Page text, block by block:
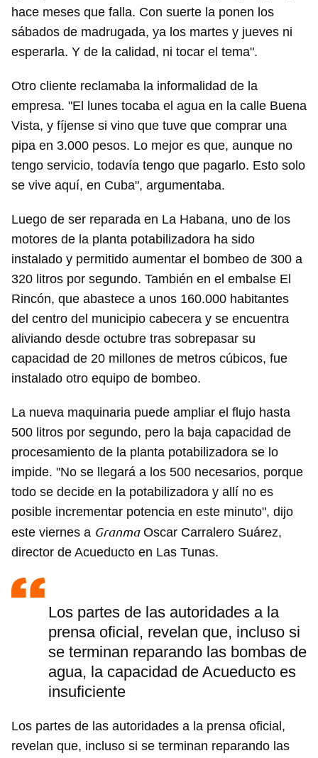
hace meses que falla. Con suerte la ponen los
sábados de madrugada, ya los martes y jueves ni
esperarla. Y de la calidad, ni tocar el tema".
Otro cliente reclamaba la informalidad de la
empresa. "El lunes tocaba el agua en la calle Buena
Vista, y fíjense si vino que tuve que comprar una
pipa en 3.000 pesos. Lo mejor es que, aunque no
tengo servicio, todavía tengo que pagarlo. Esto solo
se vive aquí, en Cuba", argumentaba.
Luego de ser reparada en La Habana, uno de los
motores de la planta potabilizadora ha sido
instalado y permitido aumentar el bombeo de 300 a
320 litros por segundo. También en el embalse El
Rincón, que abastece a unos 160.000 habitantes
del centro del municipio cabecera y se encuentra
aliviando desde octubre tras sobrepasar su
capacidad de 20 millones de metros cúbicos, fue
instalado otro equipo de bombeo.
La nueva maquinaria puede ampliar el flujo hasta
500 litros por segundo, pero la baja capacidad de
procesamiento de la planta potabilizadora se lo
impide. "No se llegará a los 500 necesarios, porque
todo se decide en la potabilizadora y allí no es
posible incrementar potencia en este minuto", dijo
este viernes a GranmaOscar Carralero Suárez,
director de Acueducto en Las Tunas.
Los partes de las autoridades a la
prensa oficial, revelan que, incluso si
se terminan reparando las bombas de
agua, la capacidad de Acueducto es
insuficiente
Los partes de las autoridades a la prensa oficial,
revelan que, incluso si se terminan reparando las